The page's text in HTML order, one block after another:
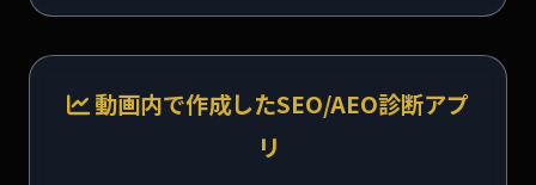
動画内で作成したSEO/AEO診断アプ
リ